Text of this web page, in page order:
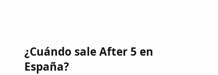
¿Cuándo sale After 5 en
España?